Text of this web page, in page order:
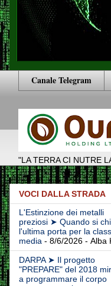
Canale Telegram
"LA TERRA CI NUTRE
VOCI DALLA STRADA
L'Estinzione dei metalli
preziosi ➤ Quando si
l'ultima porta per la
media - 8/6/2026 - Alba
DARPA ➤ Il progetto
"PREPARE" del 2018
a programmare il corpo